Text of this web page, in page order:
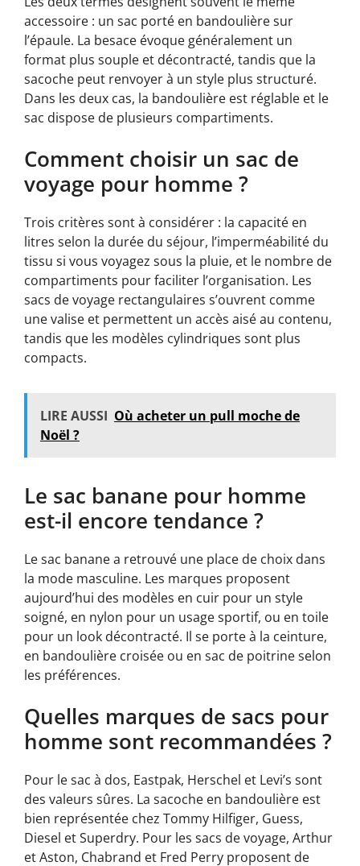
accessoire : un sac porté en bandoulière sur
l’épaule. La besace évoque généralement un
format plus souple et décontracté, tandis que la
sacoche peut renvoyer à un style plus structuré.
Dans les deux cas, la bandoulière est réglable et le
sac dispose de plusieurs compartiments.
Comment choisir un sac de
voyage pour homme ?
Trois critères sont à considérer : la capacité en
litres selon la durée du séjour, l’imperméabilité du
tissu si vous voyagez sous la pluie, et le nombre de
compartiments pour faciliter l’organisation. Les
sacs de voyage rectangulaires s’ouvrent comme
une valise et permettent un accès aisé au contenu,
tandis que les modèles cylindriques sont plus
compacts.
LIRE AUSSI Où acheter un pull moche de
Noël ?
Le sac banane pour homme
est-il encore tendance ?
Le sac banane a retrouvé une place de choix dans
la mode masculine. Les marques proposent
aujourd’hui des modèles en cuir pour un style
soigné, en nylon pour un usage sportif, ou en toile
pour un look décontracté. Il se porte à la ceinture,
en bandoulière croisée ou en sac de poitrine selon
les préférences.
Quelles marques de sacs pour
homme sont recommandées ?
Pour le sac à dos, Eastpak, Herschel et Levi’s sont
des valeurs sûres. La sacoche en bandoulière est
bien représentée chez Tommy Hilfiger, Guess,
Diesel et Superdry. Pour les sacs de voyage, Arthur
et Aston, Chabrand et Fred Perry proposent de